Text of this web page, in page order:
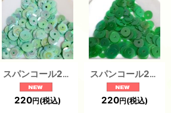
スパンコール2150J 亀甲5mm グリーン 1g
220円(税込)
スパンコール2142J 平5mm グリーン 1g
220円(税込)